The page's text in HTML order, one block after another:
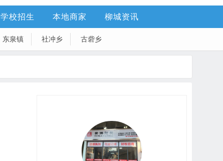
学校招生 本地商家 柳城资讯
东泉镇 社冲乡 古砦乡